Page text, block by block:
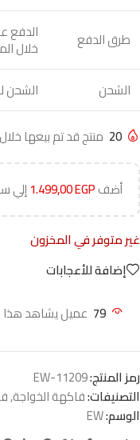
طرق الدفع الدفع
خلال
الشحن
الشحن
20 منتج قد تم بيعها خلال آخر 6
أضف 1.499,00EGP إلي
غير متوفر في المخزون
إضافة للأعجابات
79 عميل يشاهد هذا
رمز المنتج:EW-11209
التصنيفات:فاكهة الخواجة,
الوسم:EW